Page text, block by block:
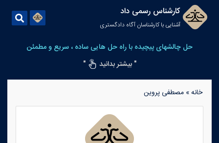
کارشناس رسمی داد
آشنایی با کارشناسان آگاه دادگستری
حل چالشهای پیچیده با راه حل هایی ساده ، سریع و مطمئن
" بیشتر بدانید
"
خانه» مصطفی پروین